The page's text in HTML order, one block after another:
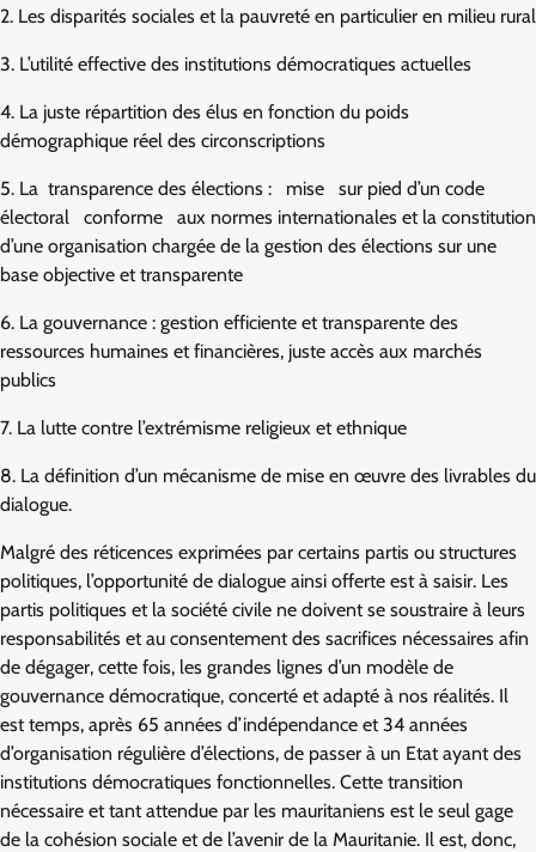
2.‭ ‬Les disparités sociales et la pauvreté en particulier en milieu rural
3.‭ ‬L’utilité effective des institutions démocratiques actuelles
4.‭ ‬La juste répartition des élus en fonction du poids
démographique réel des circonscriptions
5.‭ ‬La‭ ‬ transparence‭ ‬des‭ ‬élections‭ ‬‬:‭ ‬ ‭ ‬mise‭ ‬ ‭ ‬sur‭ ‬pied‭ ‬d’un‭ ‬code‭
‬électoral‭ ‬ ‭ ‬conforme‭ ‬ ‭ ‬aux‭ ‬normes internationales et la constitution
d’une organisation chargée de la gestion des élections sur une
base objective et transparente
6.‭ ‬La gouvernance : gestion efficiente et transparente des
ressources humaines et financières, juste accès aux marchés
publics
7.‭ ‬La lutte contre l’extrémisme religieux et ethnique
8.‭ ‬La définition d’un mécanisme de mise en œuvre des livrables du
dialogue.
Malgré des réticences exprimées par certains partis ou structures
politiques, l’opportunité de dialogue ainsi offerte est à saisir. Les
partis politiques et la société civile ne doivent se soustraire à leurs
responsabilités et au consentement des sacrifices nécessaires afin
de dégager, cette fois, les grandes lignes d’un modèle de
gouvernance démocratique, concerté et adapté à nos réalités. Il
est temps, après 65 années d’indépendance et 34 années
d’organisation régulière d’élections, de passer à un Etat ayant des‭
‬institutions‭ ‬démocratiques‭ fonctionnelles.‭ Cette‭ ‬transition‭ ‬
nécessaire‭ ‬et‭ ‬tant‭ attendue‭ par‭ ‬les mauritaniens est le seul gage
de la cohésion sociale et de l’avenir de la Mauritanie.‭ ‬Il est, donc,